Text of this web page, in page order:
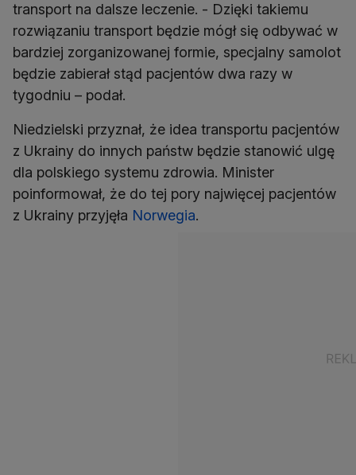
transport na dalsze leczenie. - Dzięki takiemu
rozwiązaniu transport będzie mógł się odbywać w
bardziej zorganizowanej formie, specjalny samolot
będzie zabierał stąd pacjentów dwa razy w
tygodniu – podał.
Niedzielski przyznał, że idea transportu pacjentów
z Ukrainy do innych państw będzie stanowić ulgę
dla polskiego systemu zdrowia. Minister
poinformował, że do tej pory najwięcej pacjentów
z Ukrainy przyjęła Norwegia.